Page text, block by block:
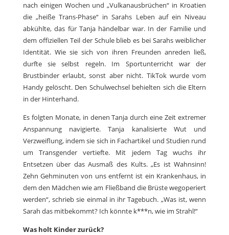
nach einigen Wochen und „Vulkanausbrüchen“ in Kroatien
die „heiße Trans-Phase“ in Sarahs Leben auf ein Niveau
abkühlte, das für Tanja händelbar war. In der Familie und
dem offiziellen Teil der Schule blieb es bei Sarahs weiblicher
Identität. Wie sie sich von ihren Freunden anreden ließ,
durfte sie selbst regeln. Im Sportunterricht war der
Brustbinder erlaubt, sonst aber nicht. TikTok wurde vom
Handy gelöscht. Den Schulwechsel behielten sich die Eltern
in der Hinterhand.
Es folgten Monate, in denen Tanja durch eine Zeit extremer
Anspannung navigierte. Tanja kanalisierte Wut und
Verzweiflung, indem sie sich in Fachartikel und Studien rund
um Transgender vertiefte. Mit jedem Tag wuchs ihr
Entsetzen über das Ausmaß des Kults. „Es ist Wahnsinn!
Zehn Gehminuten von uns entfernt ist ein Krankenhaus, in
dem den Mädchen wie am Fließband die Brüste wegoperiert
werden“, schrieb sie einmal in ihr Tagebuch. „Was ist, wenn
Sarah das mitbekommt? Ich könnte k***n, wie im Strahl!“
Was holt Kinder zurück?